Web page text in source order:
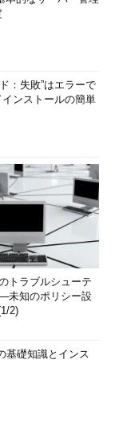
ることで、運用
でも自動化するこ
中できるように
Cloudworksの
に転属し、
：失敗”はエラーで
ンストールの簡単
トラブルシューテ
未知のポリシー設
2)
基礎知識とインス